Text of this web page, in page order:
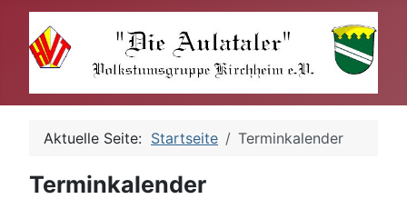
Aktuelle Seite: Startseite Terminkalender
Terminkalender